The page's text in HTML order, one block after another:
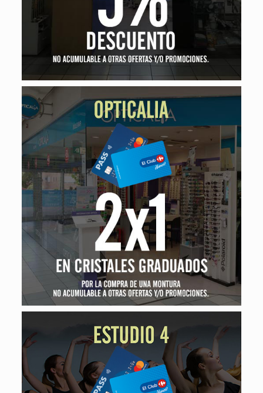
Opticalia
2×1 en cristales graduados (Progresivos o Monofocales)
por la compra de una montura